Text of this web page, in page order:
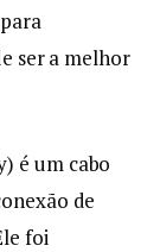
ser a melhor
é um cabo
de
foi